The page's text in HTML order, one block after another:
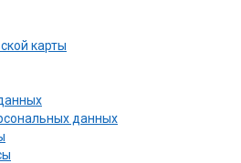
карты
данных